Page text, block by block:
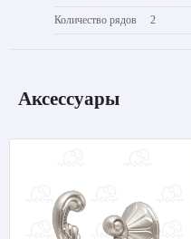
Количество рядов 2
Аксессуары